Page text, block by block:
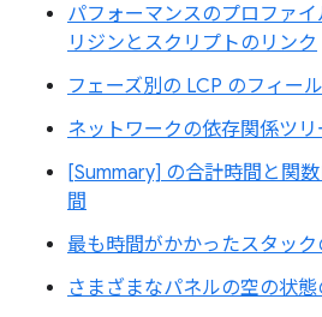
パフォーマンスのプロファ
リジンとスクリプトのリンク
フェーズ別の LCP のフィー
ネットワークの依存関係ツ
[Summary] の合計時間と関
間
最も時間がかかったスタッ
さまざまなパネルの空の状態